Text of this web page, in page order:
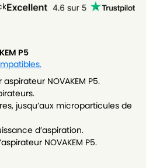
P5
NOVAKEM P5.
jusqu’aux microparticules de
d’aspiration.
NOVAKEM P5.